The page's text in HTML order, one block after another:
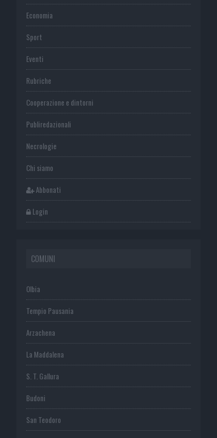
Economia
Sport
Eventi
Rubriche
Cooperazione e dintorni
Publiredazionali
Necrologie
Chi siamo
Abbonati
Login
COMUNI
Olbia
Tempio Pausania
Arzachena
La Maddalena
S. T. Gallura
Budoni
San Teodoro